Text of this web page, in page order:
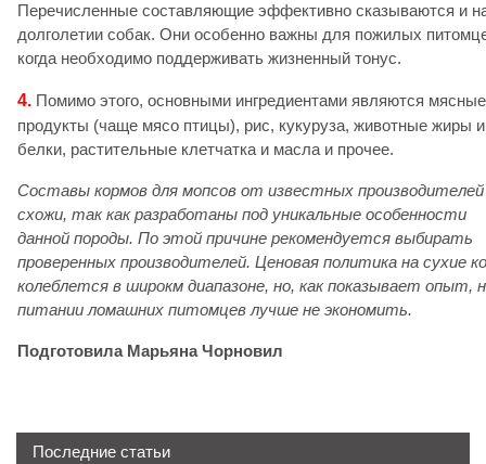
Перечисленные составляющие эффективно сказываются и
долголетии собак. Они особенно важны для пожилых
когда необходимо поддерживать жизненный тонус.
4. Помимо этого, основными ингредиентами являются мясные
продукты (чаще мясо птицы), рис, кукуруза, животные жиры и
белки, растительные клетчатка и масла и прочее.
Составы кормов для мопсов от известных производителей
схожи, так как разработаны под уникальные особенности
данной породы. По этой причине рекомендуется выбирать
проверенных производителей. Ценовая политика на сухие
колеблется в широкм диапазоне, но, как показывает опыт,
питании ломашних питомцев лучше не экономить.
Подготовила Марьяна Чорновил
Последние статьи